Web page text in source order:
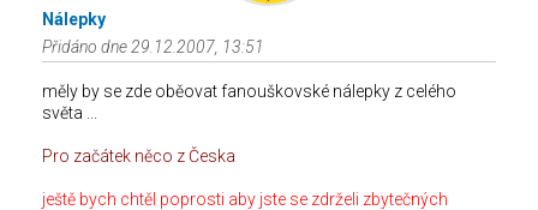
Nálepky
Přidáno dne 29.12.2007, 13:51
měly by se zde oběovat fanouškovské nálepky z celého
světa ...
Pro začátek něco z Česka
ještě bych chtěl poprosti aby jste se zdrželi zbytečných